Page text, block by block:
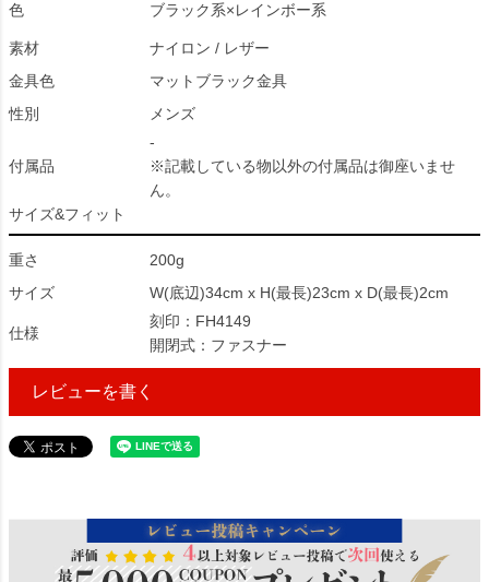
色 ブラック系×レインボー系
素材
ナイロン / レザー
金具色
マットブラック金具
性別
メンズ
付属品
-
※記載している物以外の付属品は御座いませ
ん。
サイズ&フィット
重さ
200g
サイズ
W(底辺)34cm x H(最長)23cm x D(最長)2cm
仕様
刻印：FH4149
開閉式：ファスナー
レビューを書く